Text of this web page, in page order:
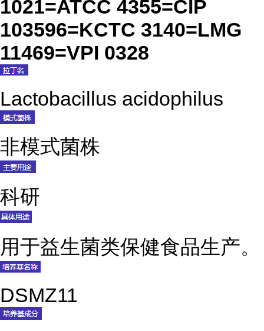
1021=ATCC 4355=CIP
103596=KCTC 3140=LMG
11469=VPI 0328
Lactobacillus acidophilus
非模式菌株
科研
用于益生菌类保健食品生产。
DSMZ11